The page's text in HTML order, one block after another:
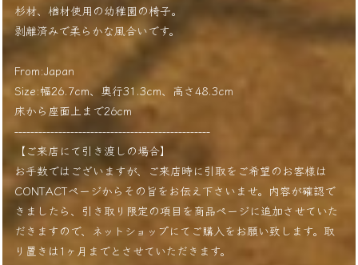
杉材、楢材使用の幼稚園の椅子。
剥離済みで柔らかな風合いです。
From:Japan
Size:幅26.7cm、奥行31.3cm、高さ48.3cm
床から座面上まで26cm
-------------------------------------------------
【ご来店にて引き渡しの場合】
お手数ではございますが、ご来店時に引取をご希望のお客様は
CONTACTページからその旨をお伝え下さいませ。内容が確認で
きましたら、引き取り限定の項目を商品ページに追加させていた
だきますので、ネットショップにてご購入をお願い致します。取
り置きは1ヶ月までとさせていただきます。